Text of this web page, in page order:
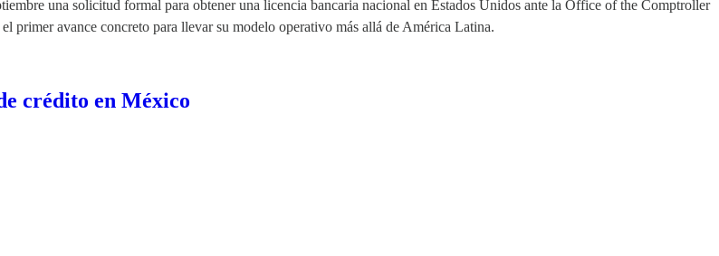
una solicitud formal para obtener una licencia bancaria nacional en Estados Unidos ante la Office of the Comptroller
primer avance concreto para llevar su modelo operativo más allá de América Latina.
crédito en México